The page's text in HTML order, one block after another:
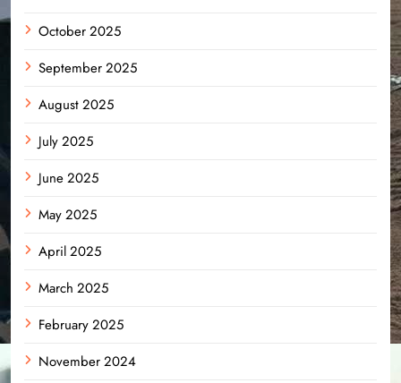
October 2025
September 2025
August 2025
July 2025
June 2025
May 2025
April 2025
March 2025
February 2025
November 2024